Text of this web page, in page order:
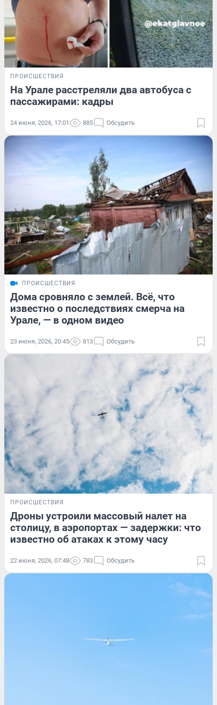
ПРОИСШЕСТВИЯ
На Урале расстреляли два автобуса с
пассажирами: кадры
24 июня, 2026, 17:01 885 Обсудить
ПРОИСШЕСТВИЯ
Дома сровняло с землей. Всё, что
известно о последствиях смерча на
Урале, — в одном видео
23 июня, 2026, 20:45 813 Обсудить
ПРОИСШЕСТВИЯ
Дроны устроили массовый налет на
столицу, в аэропортах — задержки: что
известно об атаках к этому часу
22 июня, 2026, 07:48 783 Обсудить